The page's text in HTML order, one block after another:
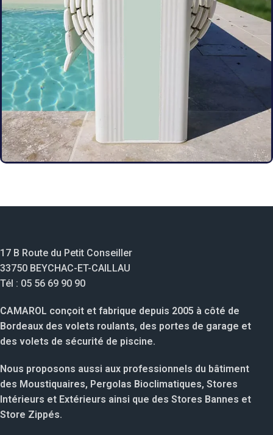
17 B Route du Petit Conseiller
33750 BEYCHAC-ET-CAILLAU
Tél : 05 56 69 90 90
CAMAROL conçoit et fabrique depuis 2005 à côté de
Bordeaux des volets roulants, des portes de garage et
des volets de sécurité de piscine.
Nous proposons aussi aux professionnels du bâtiment
des Moustiquaires, Pergolas Bioclimatiques, Stores
Intérieurs et Extérieurs ainsi que des Stores Bannes et
Store Zippés.